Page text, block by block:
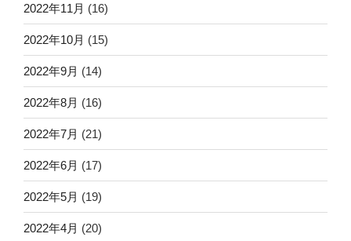
2022年11月 (16)
2022年10月 (15)
2022年9月 (14)
2022年8月 (16)
2022年7月 (21)
2022年6月 (17)
2022年5月 (19)
2022年4月 (20)